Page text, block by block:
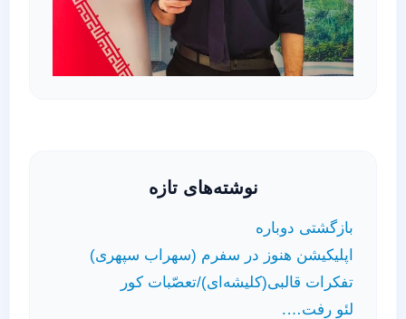
نوشته‌های تازه
بازگشتی دوباره
اپلیکیشن هنوز در سفرم (سهراب سپهری)
تفکرات قالبی(کلیشه‌ای)/تعصّبات کور
لئو رفت….